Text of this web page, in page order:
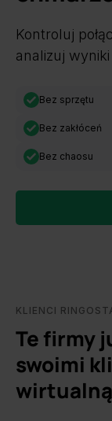
Kontroluj
analizuj
Bez sprzętu
Bez zakłóceń
Bez chaosu
KLIENCI
Te firmy
swoimi